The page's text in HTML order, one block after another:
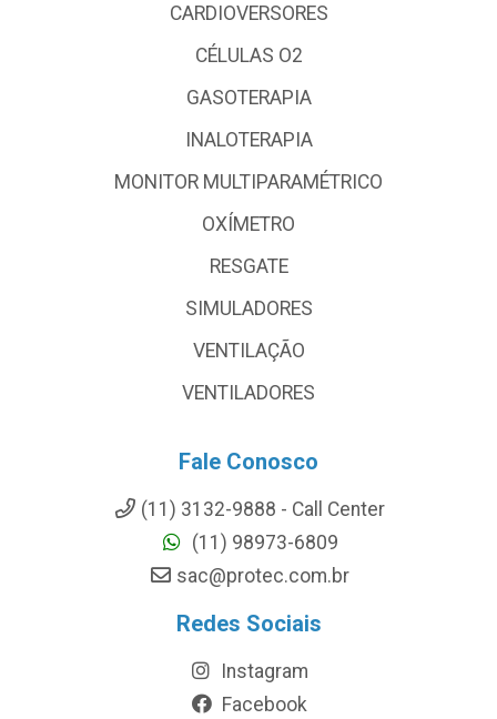
CARDIOVERSORES
CÉLULAS O2
GASOTERAPIA
INALOTERAPIA
MONITOR MULTIPARAMÉTRICO
OXÍMETRO
RESGATE
SIMULADORES
VENTILAÇÃO
VENTILADORES
Fale Conosco
(11) 3132-9888 - Call Center
(11) 98973-6809
sac@protec.com.br
Redes Sociais
Instagram
Facebook